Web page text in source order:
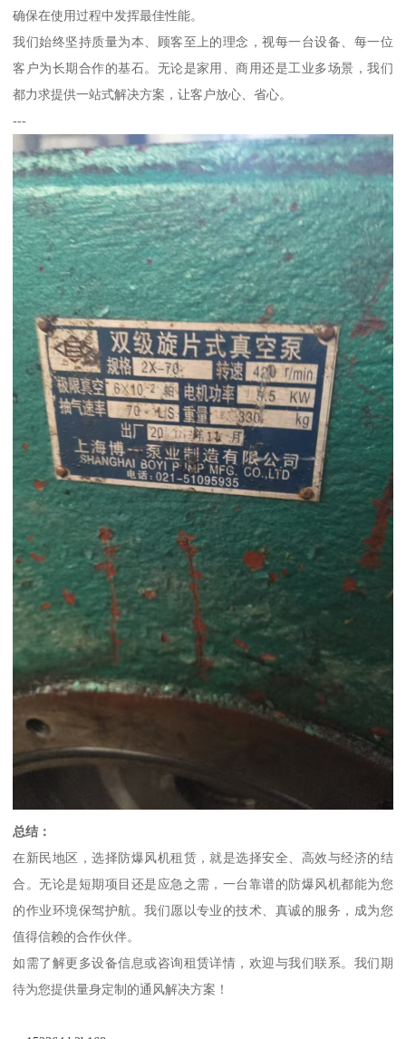
确保在使用过程中发挥最佳性能。
我们始终坚持质量为本、顾客至上的理念，视每一台设备、每一位
客户为长期合作的基石。无论是家用、商用还是工业多场景，我们
都力求提供一站式解决方案，让客户放心、省心。
---
总结：
在新民地区，选择防爆风机租赁，就是选择安全、高效与经济的结
合。无论是短期项目还是应急之需，一台靠谱的防爆风机都能为您
的作业环境保驾护航。我们愿以专业的技术、真诚的服务，成为您
值得信赖的合作伙伴。
如需了解更多设备信息或咨询租赁详情，欢迎与我们联系。我们期
待为您提供量身定制的通风解决方案！